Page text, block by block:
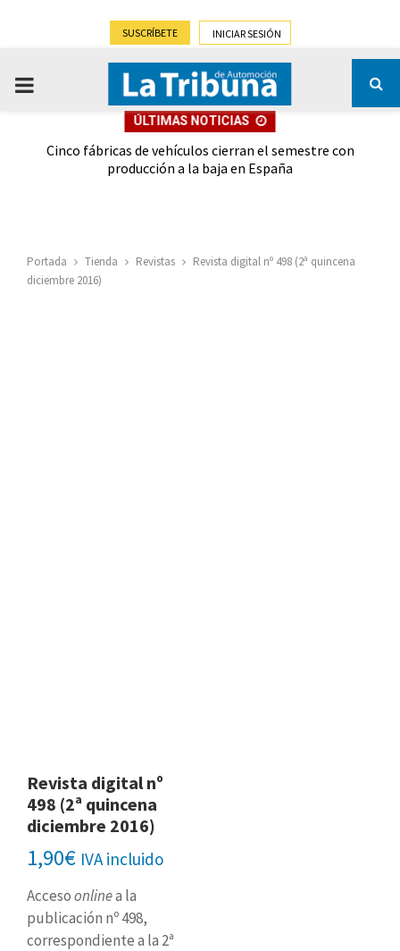
SUSCRÍBETE INICIAR SESIÓN
PRIMARY
ÚLTIMAS NOTICIAS
Cinco fábricas de vehículos cierran el semestre con
producción a la baja en España
Portada Tienda Revistas
Revista digital nº 498 (2ª quincena
diciembre 2016)
Revista digital nº
498 (2ª quincena
diciembre 2016)
1,90€ IVA incluido
Accesoonlinea la
publicación nº 498,
correspondiente a la 2ª